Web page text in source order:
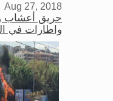
Aug 27, 2018
حريق أعشاب
واطارات في